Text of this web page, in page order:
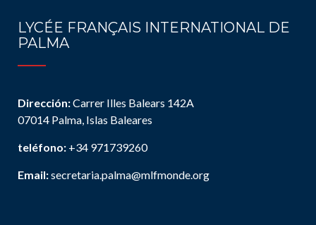
LYCÉE FRANÇAIS INTERNATIONAL DE
PALMA
Dirección:Carrer Illes Balears 142A
07014 Palma, Islas Baleares
teléfono: +34 971739260
Email:secretaria.palma@mlfmonde.org